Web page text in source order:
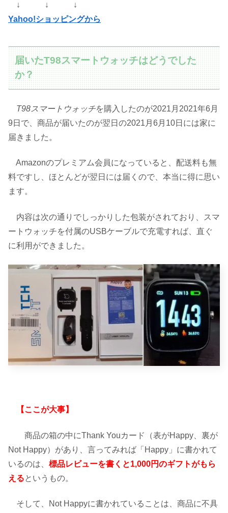
↓ ↓ ↓
Yahoo!ショッピングから
届いたT98スマートウォッチはどうでした
か？
T98スマートウォッチを購入したのが2021月2021年6月
9日で、商品が届いたのが翌日の2021月6月10日には家に
届きました。
Amazonのプレミアム会員になっていると、配送料も無
料ですし、ほとんどが翌日には届くので、本当に得に思い
ます。
内容は次の通りでしっかりした包装がされており、スマ
ートウォッチを付属のUSBケーブルで充電すれば、直ぐ
に利用ができました。
【ここが大事】
商品の箱の中にThank Youカード（表がHappy、裏が
Not Happy）があり、言ってみれば「Happy」に書かれて
いるのは、 標品レビューを書くと1,000円のギフトがもら
えるというもの。
そして、Not Happyに書かれていることは、商品に不具